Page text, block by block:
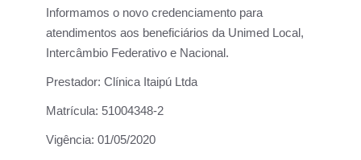
Informamos o novo credenciamento para
atendimentos aos beneficiários da Unimed Local,
Intercâmbio Federativo e Nacional.
Prestador: Clínica Itaipú Ltda
Matrícula: 51004348-2
Vigência: 01/05/2020